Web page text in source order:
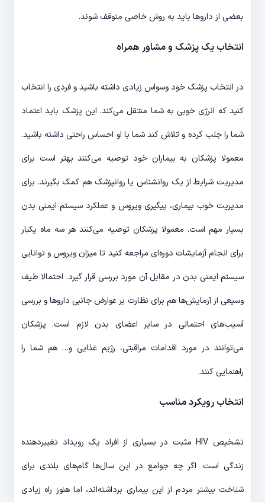
بعضی از داروها باید به روش خاصی متوقف شوند.
انتخاب یک پزشک و مشاور همراه
در انتخاب پزشک خود وسواس زیادی داشته باشید و فردی را انتخاب
کنید که انرژی خوبی به شما منتقل می‌کند. این پزشک باید اعتماد
شما را جلب کرده و تلاش کند شما با او احساس راحتی داشته باشید.
معمولا پزشکان به بیماران خود توصیه می‌کنند بهتر است برای
مدیریت شرایط از یک روانشناس یا روانپزشک هم کمک بگیرند. برای
مدیریت خوب بیماری، پیگیری ویروس و عملکرد سیستم ایمنی بدن
بسیار مهم است. معمولا پزشکان توصیه می‌کنند هر سه ماه یک‎بار
برای انجام آزمایشات دوره‌ای مراجعه کنید تا میزان ویروس و توانایی
سیستم ایمنی بدن در مقابل آن مورد بررسی قرار گیرد. احتمالا طیف
وسیعی از آزمایش‌ها هم برای نظارت بر عوارض جانبی داروها و بررسی
آسیب‌های احتمالی در سایر اعضای بدن لازم است. پزشکان
می‌توانند در مورد اقدامات مراقبتی، رژیم غذایی و… هم شما را
راهنمایی کنند.
انتخاب رویکرد مناسب
تشخیص HIV مثبت در بسیاری از افراد یک رویداد تغییردهنده
زندگی است. اگر چه جوامع در این سال‌ها گام‌های بلندی برای
شناخت بیشتر مردم از این بیماری برداشته‌اند، اما هنوز راه زیادی